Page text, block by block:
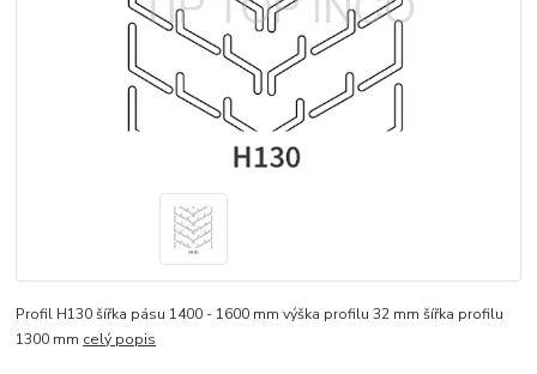
Profil H130 šířka pásu 1400 - 1600 mm výška profilu 32 mm šířka profilu
1300 mm celý popis